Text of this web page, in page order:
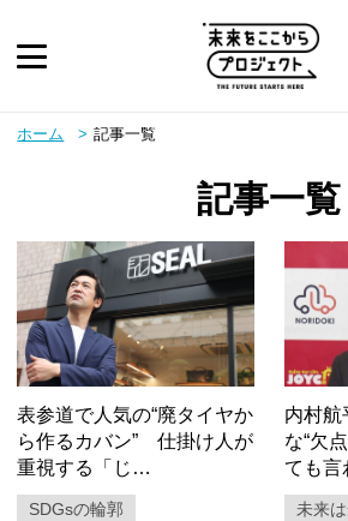
ピックアップ
ホーム 記事一覧
記事一覧
表参道で人気の“廃タイヤか
ら作るカバン” 仕掛け人が
重視する「じ…
SDGsの輪郭
内村航
な“欠
ても
未来